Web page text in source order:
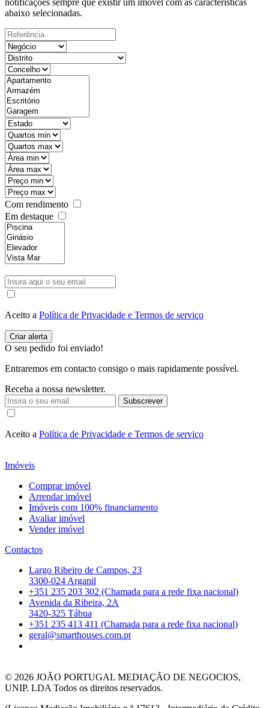
notificações sempre que existir um imóvel com as características
abaixo selecionadas.
Com rendimento
Em destaque
Aceito a Política de Privacidade e Termos de serviço
O seu pedido foi enviado!
Entraremos em contacto consigo o mais rapidamente possível.
Receba a nossa newsletter.
Subscrever
Aceito a Política de Privacidade e Termos de serviço
Imóveis
Comprar imóvel
Arrendar imóvel
Imóveis com 100% financiamento
Avaliar imóvel
Vender imóvel
Contactos
Largo Ribeiro de Campos, 23
3300-024 Arganil
+351 235 203 302 (Chamada para a rede fixa nacional)
Avenida da Ribeira, 2A
3420-325 Tábua
+351 235 413 411 (Chamada para a rede fixa nacional)
geral@smarthouses.com.pt
© 2026 JOÃO PORTUGAL MEDIAÇÃO DE NEGOCIOS,
UNIP. LDA Todos os direitos reservados.